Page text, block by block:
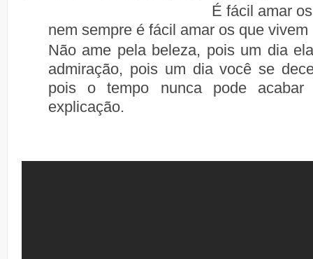
É fácil amar
nem sempre é fácil amar os que
Não ame pela beleza, pois um dia
admiração, pois um dia você se
pois o tempo nunca pode
explicação.